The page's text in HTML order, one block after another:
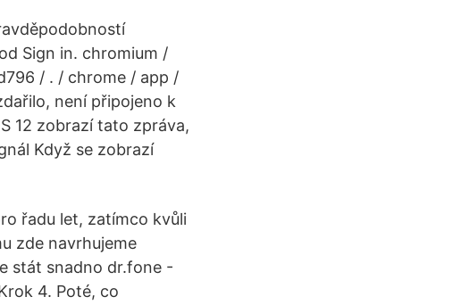
Sign in. chromium /
/ . / chrome / app /
není připojeno k
12 zobrazí tato zpráva,
Když se zobrazí
řadu let, zatímco kvůli
zde navrhujeme
stát snadno dr.fone -
4. Poté, co